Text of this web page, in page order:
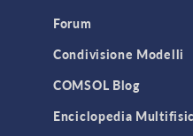
Forum
Condivisione Modelli
COMSOL Blog
Enciclopedia